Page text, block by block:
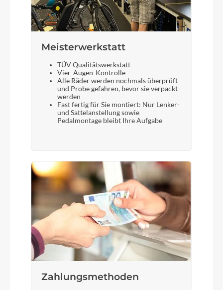
Meisterwerkstatt
TÜV Qualitätswerkstatt
Vier-Augen-Kontrolle
Alle Räder werden nochmals überprüft
und Probe gefahren, bevor sie verpackt
werden
Fast fertig für Sie montiert: Nur Lenker-
und Sattelanstellung sowie
Pedalmontage bleibt Ihre Aufgabe
Zahlungsmethoden